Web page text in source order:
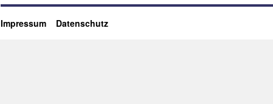
Impressum Datenschutz